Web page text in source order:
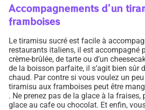
Accompagnements d’un
framboises
Le tiramisu sucré est facile à
restaurants italiens, il est accompagné
crème-brûlée, de tarte ou d’un
de la boisson parfaite, il s’agit bien sûr
chaud. Par contre si vous voulez un
tiramisu aux framboises peut être
. Ne prenez pas de la glace à la fraises,
glace au cafe ou chocolat. Et enfin,